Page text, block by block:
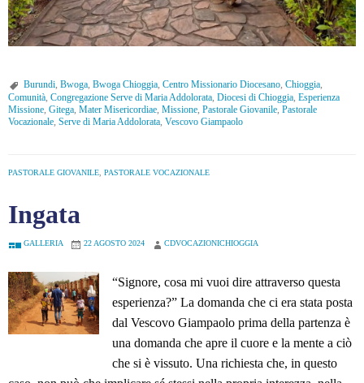
Burundi, Bwoga, Bwoga Chioggia, Centro Missionario Diocesano, Chioggia,
Comunità, Congregazione Serve di Maria Addolorata, Diocesi di Chioggia, Esperienza
Missione, Gitega, Mater Misericordiae, Missione, Pastorale Giovanile, Pastorale
Vocazionale, Serve di Maria Addolorata, Vescovo Giampaolo
PASTORALE GIOVANILE, PASTORALE VOCAZIONALE
Ingata
GALLERIA 22 AGOSTO 2024 CDVOCAZIONICHIOGGIA
“Signore, cosa mi vuoi dire attraverso questa
esperienza?” La domanda che ci era stata posta
dal Vescovo Giampaolo prima della partenza è
una domanda che apre il cuore e la mente a ciò
che si è vissuto. Una richiesta che, in questo